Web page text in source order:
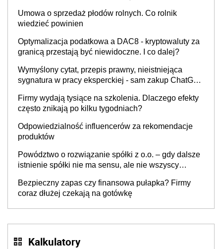
Umowa o sprzedaż płodów rolnych. Co rolnik
wiedzieć powinien
Optymalizacja podatkowa a DAC8 - kryptowaluty za
granicą przestają być niewidoczne. I co dalej?
Wymyślony cytat, przepis prawny, nieistniejąca
sygnatura w pracy eksperckiej - sam zakup ChatGPT
Firmy wydają tysiące na szkolenia. Dlaczego efekty
często znikają po kilku tygodniach?
Odpowiedzialność influencerów za rekomendacje
produktów
Powództwo o rozwiązanie spółki z o.o. – gdy dalsze
istnienie spółki nie ma sensu, ale nie wszyscy
Bezpieczny zapas czy finansowa pułapka? Firmy
coraz dłużej czekają na gotówkę
Kalkulatory